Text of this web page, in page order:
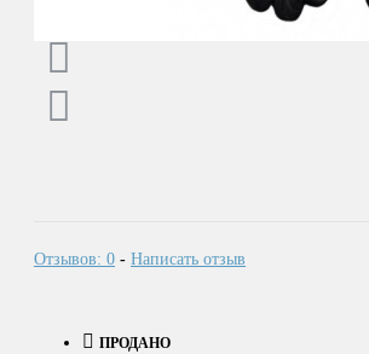
Отзывов: 0 - Написать отзыв
ПРОДАНО